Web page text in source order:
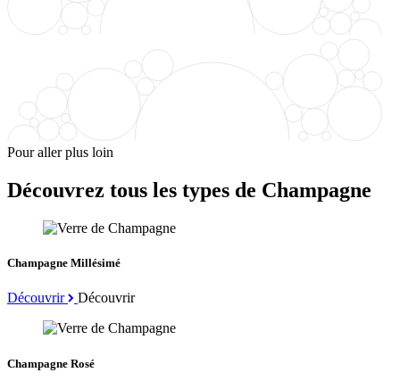
Pour aller plus loin
Découvrez tous les types de Champagne
Champagne Millésimé
Découvrir Découvrir
Champagne Rosé